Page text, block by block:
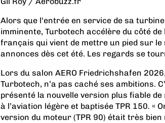
Alors que l'entrée en service de sa
imminente, Turbotech accélère du côté
français qui vient de mettre un pied sur
annonces dès cet été. Les regards se
Lors du salon AERO Friedrichshafen
Turbotech, n’a pas caché ses ambitions.
présenté la nouvelle version plus fiable
à l’aviation légère et baptisée TPR 150. «
version du moteur (TPR 90) était très